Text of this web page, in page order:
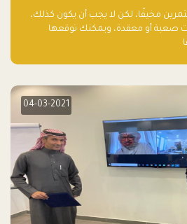
مخيفًا، لكن لا يجب أن يكون كذلك،
صعبة أو معقدة، ويمكنك توقعها
04-03-2021